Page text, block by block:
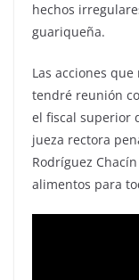
hechos
guariqueña.
Las acciones
tendré reunión
el fiscal superior
jueza rectora
Rodríguez
alimentos para